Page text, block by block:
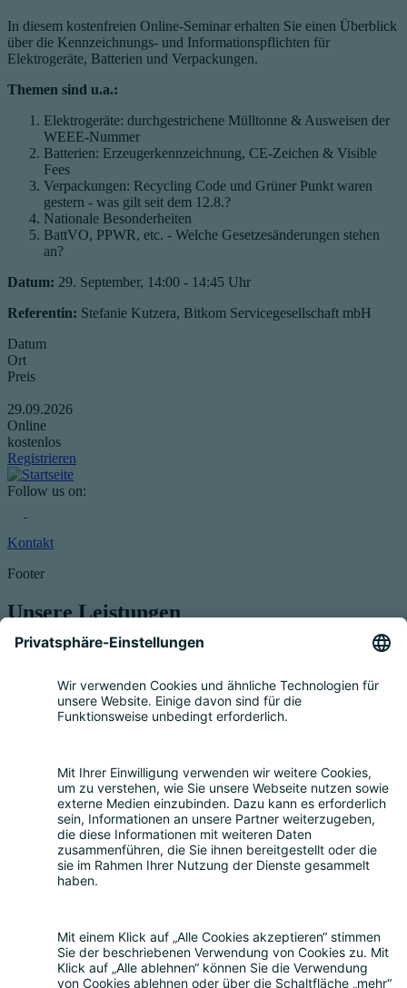
In diesem kostenfreien Online-Seminar erhalten Sie einen Überblick
über die Kennzeichnungs- und Informationspflichten für
Elektrogeräte, Batterien und Verpackungen.
Themen sind u.a.:
Elektrogeräte: durchgestrichene Mülltonne & Ausweisen der
WEEE-Nummer
Batterien: Erzeugerkennzeichnung, CE-Zeichen & Visible
Fees
Verpackungen: Recycling Code und Grüner Punkt waren
gestern - was gilt seit dem 12.8.?
Nationale Besonderheiten
BattVO, PPWR, etc. - Welche Gesetzesänderungen stehen
an?
Datum: 29. September, 14:00 - 14:45 Uhr
Referentin: Stefanie Kutzera, Bitkom Servicegesellschaft mbH
Datum
Ort
Preis
29.09.2026
Online
kostenlos
Registrieren
Follow us on:
Kontakt
Footer
Unsere Leistungen
Service für Elektrogeräte
Mengenmeldung
Entsorgung
Beratung
Handelsrücknahme
Service für Batterien
Service für Verpackungen
Fragen und Antworten
FAQ
Kostenrechner
Downloads
Mediathek